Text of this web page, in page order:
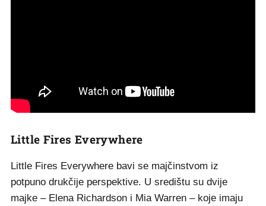
Little Fires Everywhere
Little Fires Everywhere bavi se majčinstvom iz
potpuno drukčije perspektive. U središtu su dvije
majke – Elena Richardson i Mia Warren – koje imaju